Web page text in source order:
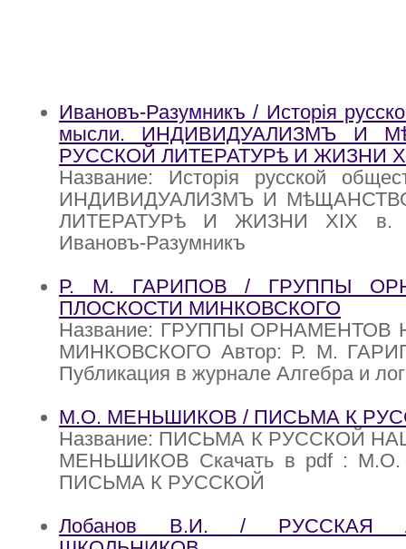
Ивановъ-Разумникъ / Исторiя
мысли. ИНДИВИДУАЛИЗМЪ И
РУССКОЙ ЛИТЕРАТУРѣ И ЖИЗНИ
Название: Исторiя русской
ИНДИВИДУАЛИЗМЪ И
ЛИТЕРАТУРѣ И ЖИЗНИ XIX в.
Ивановъ-Разумникъ
Р. М. ГАРИПОВ / ГРУППЫ
ПЛОСКОСТИ МИНКОВСКОГО
Название: ГРУППЫ ОРНАМЕНТОВ
МИНКОВСКОГО Автор: Р. М.
Публикация в журнале Алгебра и
М.О. МЕНЬШИКОВ / ПИСЬМА К
Название: ПИСЬМА К РУССКОЙ
МЕНЬШИКОВ Скачать в pdf :
ПИСЬМА К РУССКОЙ
Лобанов В.И. / РУССКАЯ